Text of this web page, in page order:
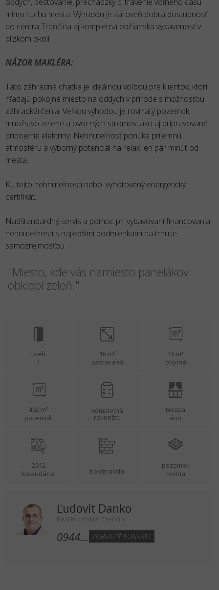
mimo ruchu mesta. Výhodou je zároveň dobrá dostupnosť
do centra Trenčína aj kompletná občianska vybavenosť v
blízkom okolí.
NÁZOR MAKLÉRA:
Táto záhradná chatka je ideálnou voľbou pre klientov, ktorí
hľadajú pokojné miesto na oddych v prírode s možnosťou
záhradkárčenia. Veľkou výhodou je rovinatý pozemok,
množstvo zelene a ovocných stromov, ako aj pripravované
pripojenie elektriny. Nehnuteľnosť ponúka príjemnú
atmosféru a výborný potenciál na relax len pár minút od
mesta.
Ku tejto nehnuteľnosti nebol vyhotovený energetický
certifikát.
Nadštandardný servis a pomoc pri vybavovaní financovania
nehnuteľnosti s najlepšími podmienkami na trhu je
samozrejmosťou.
"Miesto, kde vás namiesto panelákov
obklopí zeleň."
izieb
1
16 m²
zastavaná
16 m²
obytná
402 m²
pozemok
kompletná
rekonštr.
terasa
áno
2012
kolaudácia
konštrukcia
pozemok
rovina
Ľudovít Danko
Realitný maklér Trenčín
0944... ZOBRAZIŤ KONTAKT